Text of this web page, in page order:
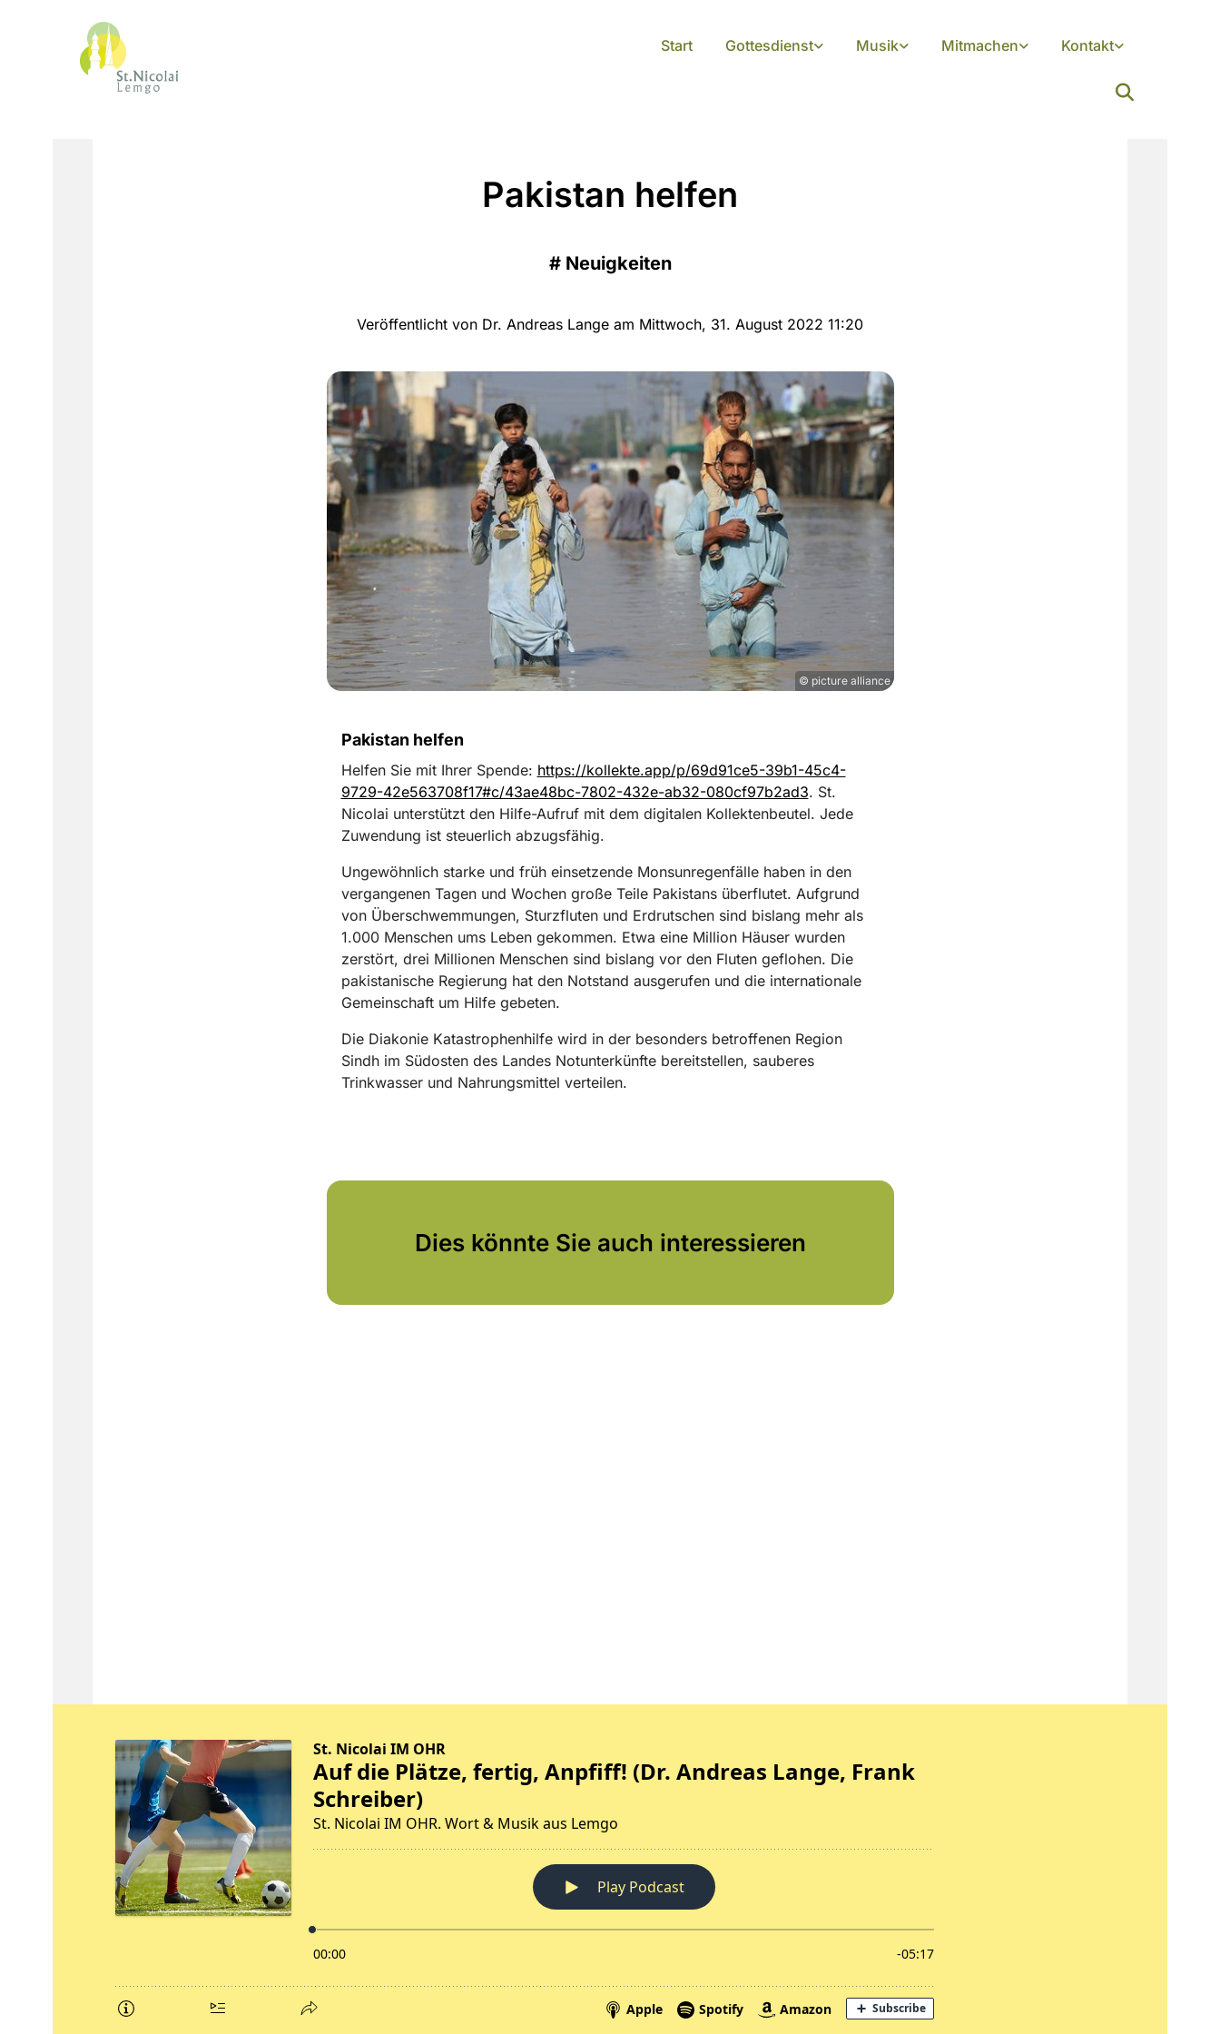
Start Gottesdienst Musik Mitmachen Kontakt
Pakistan helfen
# Neuigkeiten
Veröffentlicht von Dr. Andreas Lange am Mittwoch, 31. August 2022 11:20
© picture alliance
Pakistan helfen
Helfen Sie mit Ihrer Spende: https://kollekte.app/p/69d91ce5-39b1-45c4-
9729-42e563708f17#c/43ae48bc-7802-432e-ab32-080cf97b2ad3. St.
Nicolai unterstützt den Hilfe-Aufruf mit dem digitalen Kollektenbeutel. Jede
Zuwendung ist steuerlich abzugsfähig.
Ungewöhnlich starke und früh einsetzende Monsunregenfälle haben in den
vergangenen Tagen und Wochen große Teile Pakistans überflutet. Aufgrund
von Überschwemmungen, Sturzfluten und Erdrutschen sind bislang mehr als
1.000 Menschen ums Leben gekommen. Etwa eine Million Häuser wurden
zerstört, drei Millionen Menschen sind bislang vor den Fluten geflohen. Die
pakistanische Regierung hat den Notstand ausgerufen und die internationale
Gemeinschaft um Hilfe gebeten.
Die Diakonie Katastrophenhilfe wird in der besonders betroffenen Region
Sindh im Südosten des Landes Notunterkünfte bereitstellen, sauberes
Trinkwasser und Nahrungsmittel verteilen.
Dies könnte Sie auch interessieren